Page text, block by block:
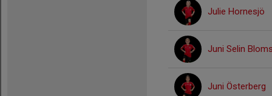
Julie Hornesjö
Juni Selin
Juni Österberg